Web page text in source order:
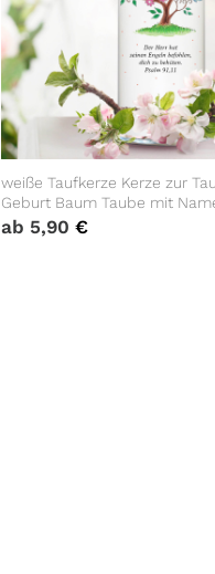
weiße Taufkerze Kerze zur
Geburt Baum Taube mit
Taufspruch
ab 5,90 €